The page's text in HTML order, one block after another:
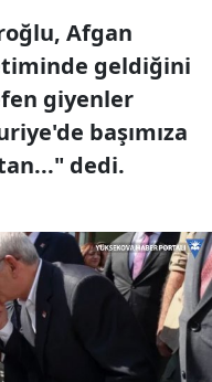
Afgan
geldiğini
giyenler
başımıza
dedi.